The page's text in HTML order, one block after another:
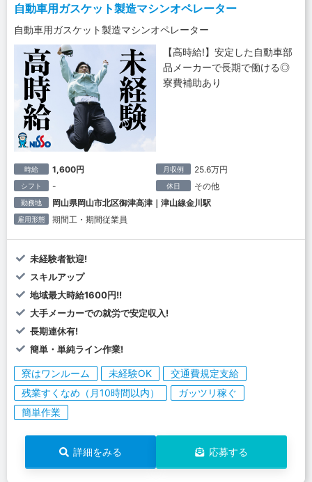
自動車用ガスケット製造マシンオペレーター
自動車用ガスケット製造マシンオペレーター
【高時給!】安定した自動車部
品メーカーで長期で働ける◎
寮費補助あり
時給 1,600円 月収例 25.6万円
シフト - 休日 その他
勤務地 岡山県岡山市北区御津高津｜津山線金川駅
雇用形態 期間工・期間従業員
未経験者歓迎!
スキルアップ
地域最大時給1600円!!
大手メーカーでの就労で安定収入!
長期連休有!
簡単・単純ライン作業!
寮はワンルーム 未経験OK
交通費規定支給
残業すくなめ（月10時間以内）
ガッツリ稼ぐ
簡単作業
詳細をみる 応募する